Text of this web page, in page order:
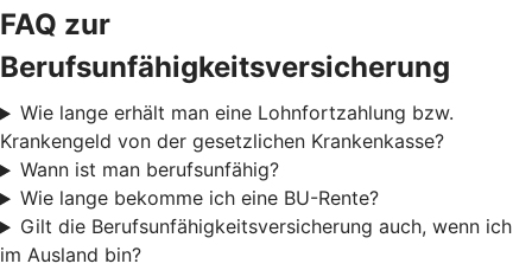
FAQ zur
Berufsunfähigkeitsversicherung
Wie lange erhält man eine Lohnfortzahlung bzw.
Krankengeld von der gesetzlichen Krankenkasse?
Wann ist man berufsunfähig?
Wie lange bekomme ich eine BU-Rente?
Gilt die Berufsunfähigkeitsversicherung auch, wenn ich
im Ausland bin?